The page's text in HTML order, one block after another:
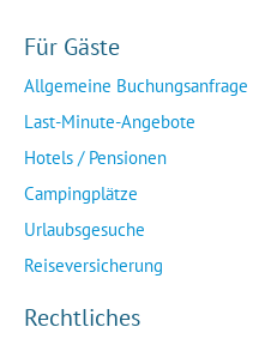
Für Gäste
Allgemeine Buchungsanfrage
Last-Minute-Angebote
Hotels / Pensionen
Campingplätze
Urlaubsgesuche
Reiseversicherung
Rechtliches